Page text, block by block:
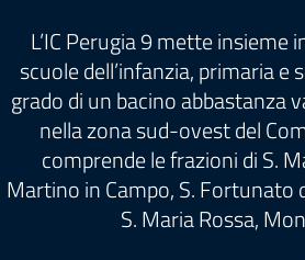
L’IC Perugia 9 mette insieme
scuole dell’infanzia, primaria e
grado di un bacino abbastanza
nella zona sud-ovest del
comprende le frazioni di S.
Martino in Campo, S. Fortunato
S. Maria Rossa,